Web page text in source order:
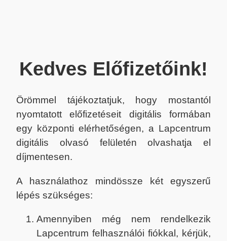
Kedves Előfizetőink!
Örömmel tájékoztatjuk, hogy mostantól
nyomtatott előfizetéseit digitális formában
egy központi elérhetőségen, a Lapcentrum
digitális olvasó felületén olvashatja el
díjmentesen.
A használathoz mindössze két egyszerű
lépés szükséges:
Amennyiben még nem rendelkezik
Lapcentrum felhasználói fiókkal, kérjük,